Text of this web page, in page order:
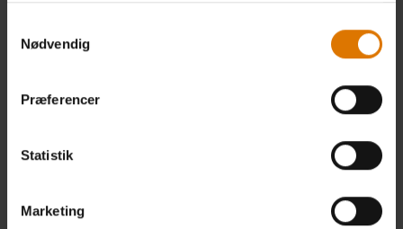
Nødvendig
Præferencer
Statistik
Marketing
Find forhandler